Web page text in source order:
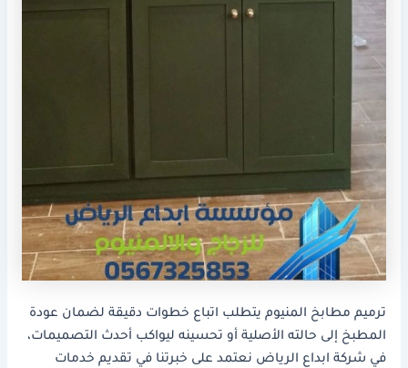
ترميم مطابخ المنيوم يتطلب اتباع خطوات دقيقة لضمان عودة
المطبخ إلى حالته الأصلية أو تحسينه ليواكب أحدث التصميمات،
في شركة ابداع الرياض نعتمد على خبرتنا في تقديم خدمات